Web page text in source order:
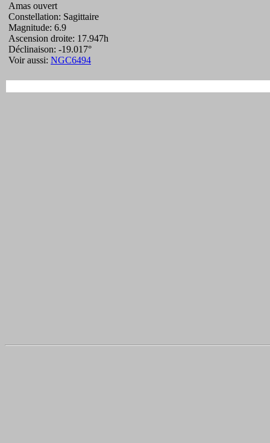
Amas ouvert
Constellation: Sagittaire
Magnitude: 6.9
Ascension droite: 17.947h
Déclinaison: -19.017°
Voir aussi: NGC6494